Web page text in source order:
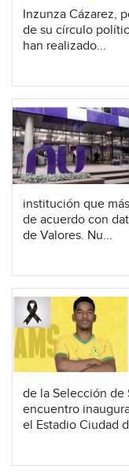
Inzunza Cázarez,
de su círculo
han realizado...
institución que
de acuerdo con
de Valores. Nu...
de la Selección de
encuentro
el Estadio Ciudad